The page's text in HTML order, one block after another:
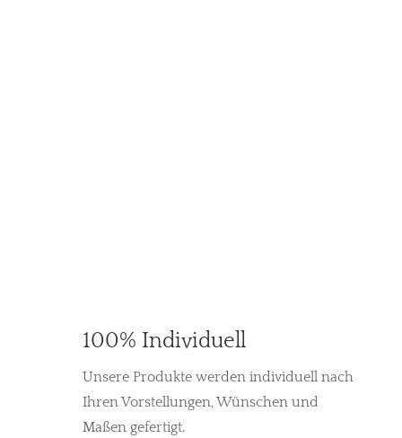
100% Individuell
Unsere Produkte werden individuell nach
Ihren Vorstellungen, Wünschen und
Maßen gefertigt.